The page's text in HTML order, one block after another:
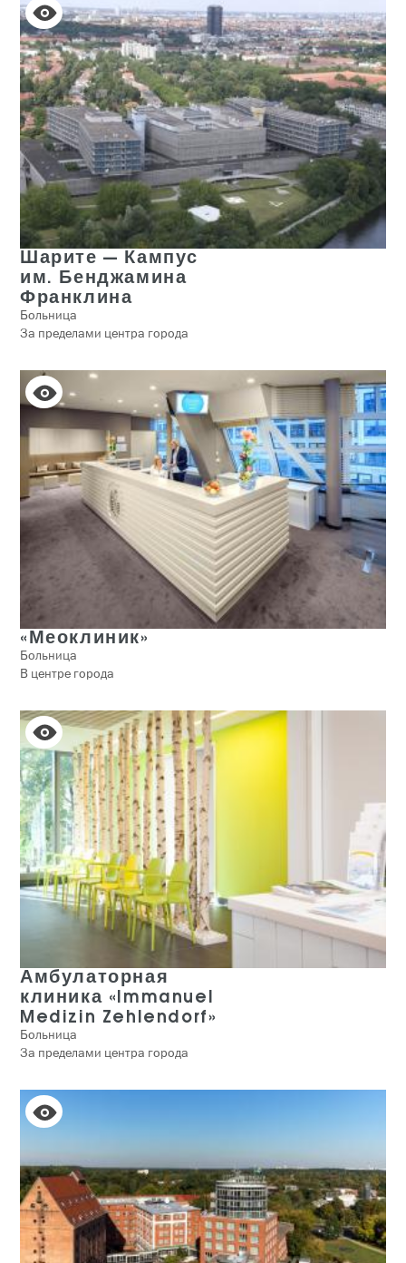
Шарите — Кампус
им. Бенджамина
Франклина
Больница
За пределами центра города
«Меоклиник»
Больница
В центре города
Амбулаторная
клиника «Immanuel
Medizin Zehlendorf»
Больница
За пределами центра города